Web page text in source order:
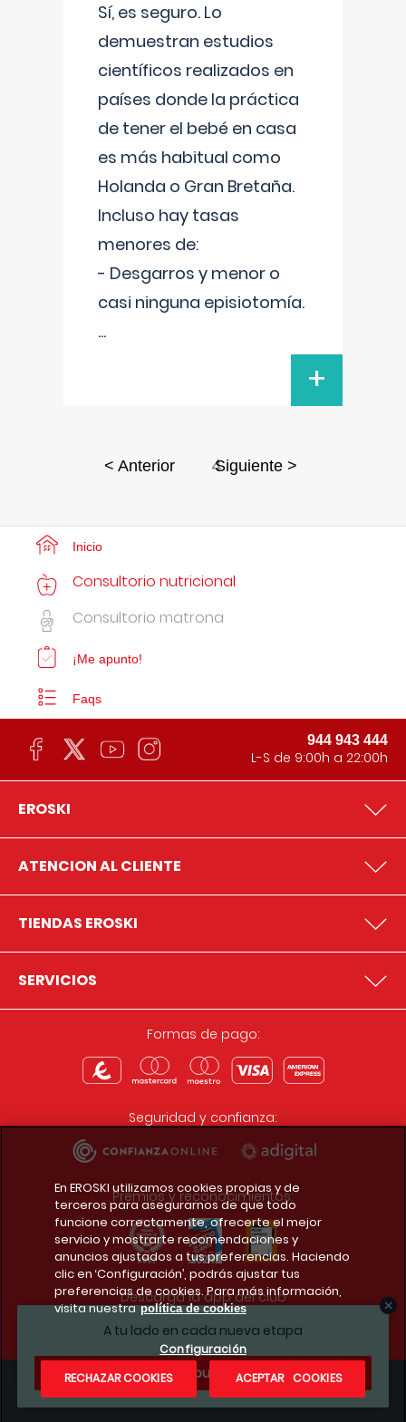
Sí, es seguro. Lo
demuestran estudios
científicos realizados en
países donde la práctica
de tener el bebé en casa
es más habitual como
Holanda o Gran Bretaña.
Incluso hay tasas
menores de:
- Desgarros y menor o
casi ninguna episiotomía.
...
+
< Anterior 4
Siguiente >
A tu lado en cada nueva etapa
¿Te apuntas?
Inicio
Consultorio nutricional
Consultorio matrona
¡Me apunto!
Faqs
944 943 444
L-S de 9:00h a 22:00h
EROSKI
ATENCION AL CLIENTE
TIENDAS EROSKI
SERVICIOS
Formas de pago:
Seguridad y confianza:
Premios y reconocimientos:
Descarga la app del club
Condiciones legales
En EROSKI utilizamos cookies propias y de
terceros para asegurarnos de que todo
funcione correctamente, ofrecerte el mejor
servicio y mostrarte recomendaciones y
anuncios ajustados a tus preferencias. Haciendo
clic en ‘Configuración’, podrás ajustar tus
preferencias de cookies. Para más información,
visita nuestra política de cookies
Configuración
RECHAZAR COOKIES
ACEPTAR COOKIES